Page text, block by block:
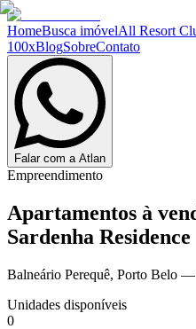
HomeBusca imóvelAll Resort
100xBlogSobreContato
Falar com a Atlan
Empreendimento
Apartamentos à
Sardenha Residence
Balneário Perequê, Porto Belo —
Unidades disponíveis
0